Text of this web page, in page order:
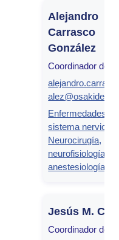
Alejandro
Carrasco
González
Coordinador de
Enfermedades
sistema nervioso
Neurocirugía,
neurofisiología
anestesiología
Jesús M.
Coordinador de